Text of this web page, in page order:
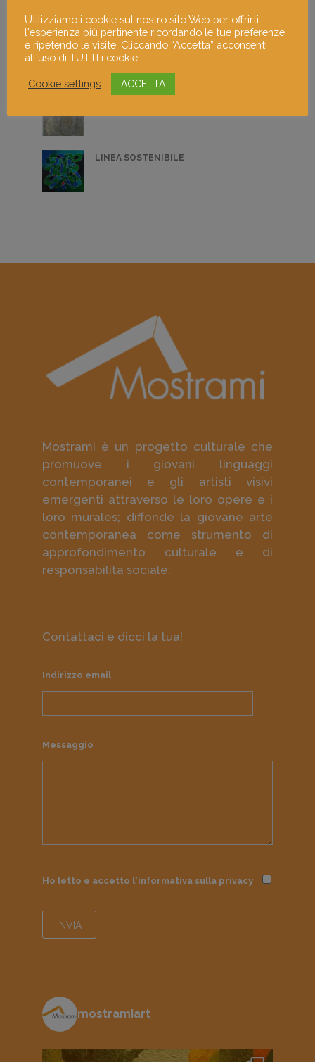
PITTURA - GIOVANNI BRANCIFORTE 3
LINEA SOSTENIBILE
Mostrami è un progetto culturale che
promuove i giovani linguaggi
contemporanei e gli artisti visivi
emergenti attraverso le loro opere e i
loro murales; diffonde la giovane arte
contemporanea come strumento di
approfondimento culturale e di
responsabilità sociale.
Contattaci e dicci la tua!
Indirizzo email
Messaggio
Ho letto e accetto l'informativa sulla privacy
mostramiart
Utilizziamo i cookie sul nostro sito Web per offrirti
l'esperienza più pertinente ricordando le tue preferenze
e ripetendo le visite. Cliccando “Accetta” acconsenti
all'uso di TUTTI i cookie.
Cookie settings ACCETTA